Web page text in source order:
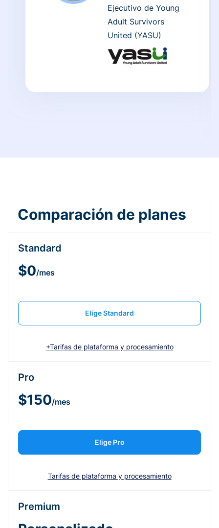
Ejecutivo de Young
Adult Survivors
United (YASU)
Comparación de planes
Standard
$0/mes
Elige Standard
+Tarifas de plataforma y procesamiento
Pro
$150/mes
Elige Pro
Tarifas de plataforma y procesamiento
Premium